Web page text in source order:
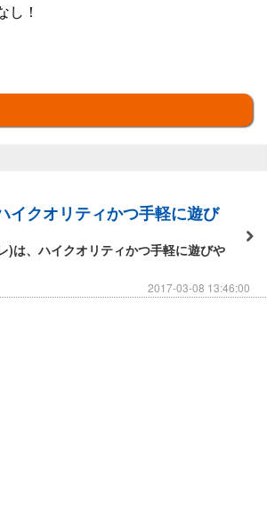
し！
！
？
イクオリティかつ手軽に遊び
)は、ハイクオリティかつ手軽に遊びや
2017-03-08 13:46:00